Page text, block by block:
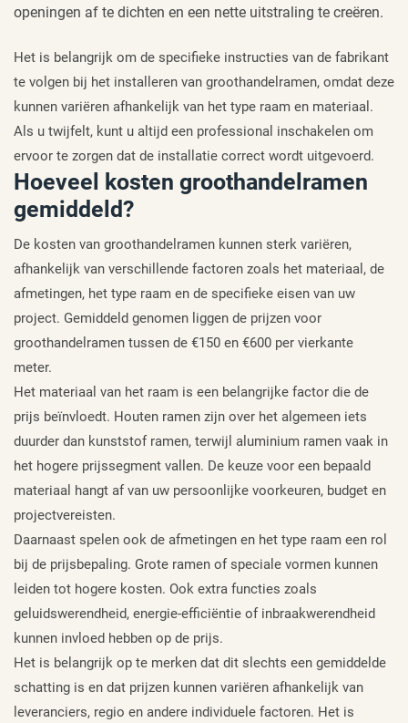
openingen af te dichten en een nette uitstraling te creëren.
Het is belangrijk om de specifieke instructies van de fabrikant
te volgen bij het installeren van groothandelramen, omdat deze
kunnen variëren afhankelijk van het type raam en materiaal.
Als u twijfelt, kunt u altijd een professional inschakelen om
ervoor te zorgen dat de installatie correct wordt uitgevoerd.
Hoeveel kosten groothandelramen
gemiddeld?
De kosten van groothandelramen kunnen sterk variëren,
afhankelijk van verschillende factoren zoals het materiaal, de
afmetingen, het type raam en de specifieke eisen van uw
project. Gemiddeld genomen liggen de prijzen voor
groothandelramen tussen de €150 en €600 per vierkante
meter.
Het materiaal van het raam is een belangrijke factor die de
prijs beïnvloedt. Houten ramen zijn over het algemeen iets
duurder dan kunststof ramen, terwijl aluminium ramen vaak in
het hogere prijssegment vallen. De keuze voor een bepaald
materiaal hangt af van uw persoonlijke voorkeuren, budget en
projectvereisten.
Daarnaast spelen ook de afmetingen en het type raam een rol
bij de prijsbepaling. Grote ramen of speciale vormen kunnen
leiden tot hogere kosten. Ook extra functies zoals
geluidswerendheid, energie-efficiëntie of inbraakwerendheid
kunnen invloed hebben op de prijs.
Het is belangrijk op te merken dat dit slechts een gemiddelde
schatting is en dat prijzen kunnen variëren afhankelijk van
leveranciers, regio en andere individuele factoren. Het is